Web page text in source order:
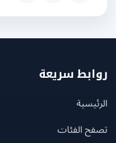
سريعة
الفئات